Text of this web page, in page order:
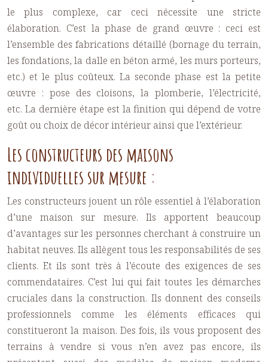
le plus complexe, car ceci nécessite une stricte
élaboration. C’est la phase de grand œuvre : ceci est
l’ensemble des fabrications détaillé (bornage du terrain,
les fondations, la dalle en béton armé, les murs porteurs,
etc.) et le plus coûteux. La seconde phase est la petite
œuvre : pose des cloisons, la plomberie, l’électricité,
etc. La dernière étape est la finition qui dépend de votre
goût ou choix de décor intérieur ainsi que l’extérieur.
Les constructeurs des maisons
individuelles sur mesure :
Les constructeurs jouent un rôle essentiel à l’élaboration
d’unemaison sur mesure. Ils apportent beaucoup
d’avantages sur les personnes cherchant à construire un
habitat neuves. Ils allègent tous les responsabilités de ses
clients. Et ils sont très à l’écoute des exigences de ses
commendataires. C’est lui qui fait toutes les démarches
cruciales dans la construction. Ils donnent des conseils
professionnels comme les éléments efficaces qui
constitueront la maison. Des fois, ils vous proposent des
terrains à vendre si vous n’en avez pas encore, ils